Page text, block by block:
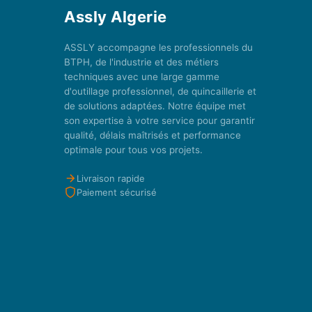
Assly Algerie
ASSLY accompagne les professionnels du
BTPH, de l'industrie et des métiers
techniques avec une large gamme
d'outillage professionnel, de quincaillerie et
de solutions adaptées. Notre équipe met
son expertise à votre service pour garantir
qualité, délais maîtrisés et performance
optimale pour tous vos projets.
Livraison rapide
Paiement sécurisé